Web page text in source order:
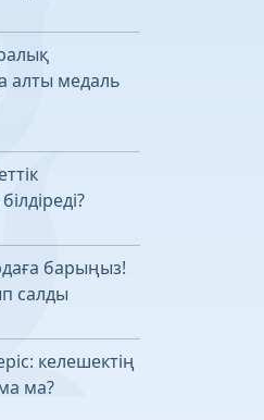
алты медаль
барыңыз!
салды
келешектің
ма?